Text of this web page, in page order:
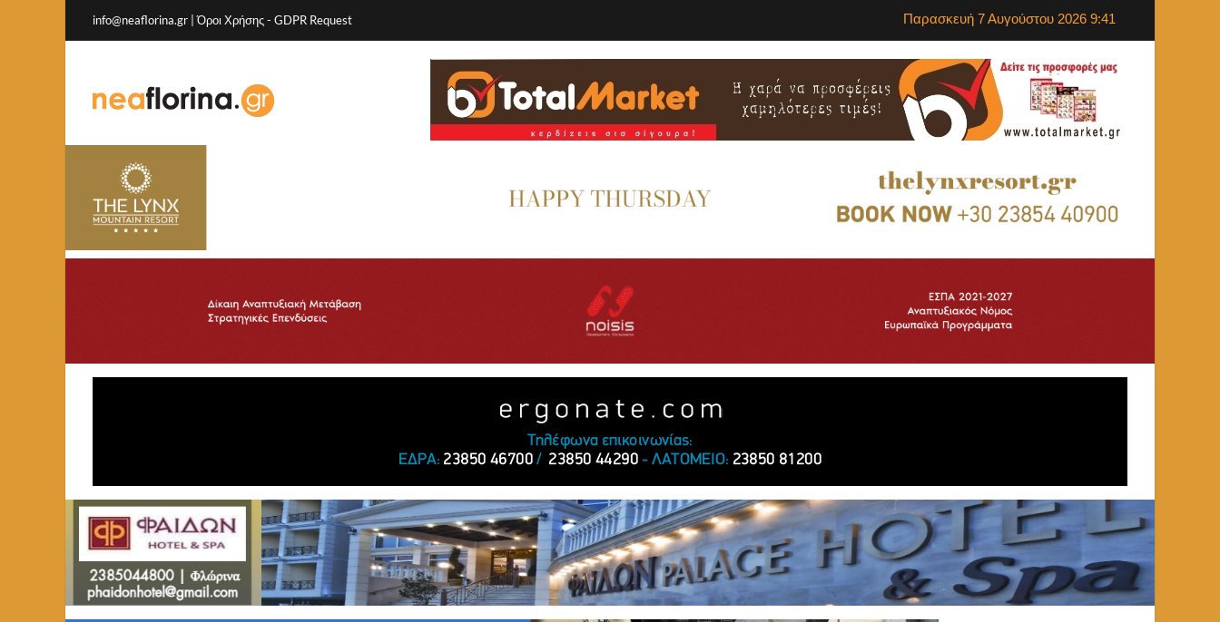
info@neaflorina.gr |Όροι Χρήσης- GDPR Request Παρασκευή 7 Αυγούστου 2026 9:41